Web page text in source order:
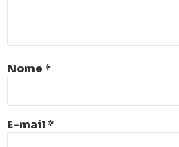
Nome*
E-mail*